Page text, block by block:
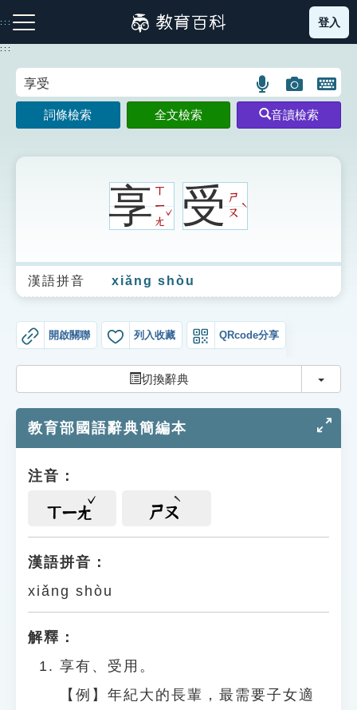
到
主
:::
注音索引圖示 筆畫索引圖示 部首索引表圖示
生字詞彙表
成語故事
索引選單
單字索引
遊戲專區
貓頭鷹博士
登入
:::
語
言
搜
圖
片
搜
開
鍵
圖
詞條檢索 全文檢索 音讀檢索
享ㄒ
ㄧ
ㄤ
ˇ受ㄕ
ㄡ
ˋ
漢語拼音 xiǎng shòu
開啟關聯 列入收藏 QRcode分享
切換辭典 切換
教育部國語辭典簡編本
注音：
ㄒㄧㄤ ㄕㄡ
漢語拼音：
xiǎng shòu
解釋：
享有、受用。
【例】年紀大的長輩，最需要子女適